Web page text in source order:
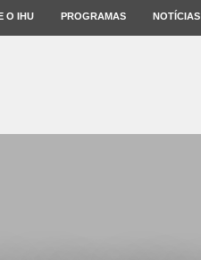
O IHU PROGRAMAS NOTÍCIAS